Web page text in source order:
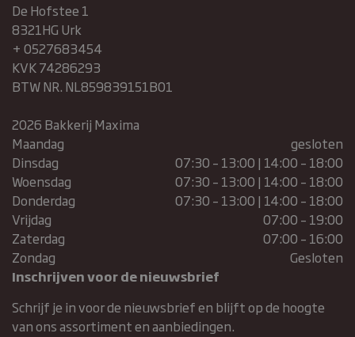
De Hofstee 1
8321HG Urk
+ 0527683454
KVK 74286293
BTW NR. NL859839151B01
2026 Bakkerij Maxima
Maandag
gesloten
Dinsdag
07:30 – 13:00 | 14:00 – 18:00
Woensdag
07:30 – 13:00 | 14:00 – 18:00
Donderdag
07:30 – 13:00 | 14:00 – 18:00
Vrijdag
07:00 – 19:00
Zaterdag
07:00 – 16:00
Zondag
Gesloten
Inschrijven voor de nieuwsbrief
Schrijf je in voor de nieuwsbrief en blijft op de hoogte
van ons assortiment en aanbiedingen.
Naam
sbjs_migrations
Sessie
.bakkerijmaxima.nl
Sessie
.bakkerijmaxima.nl Sessie